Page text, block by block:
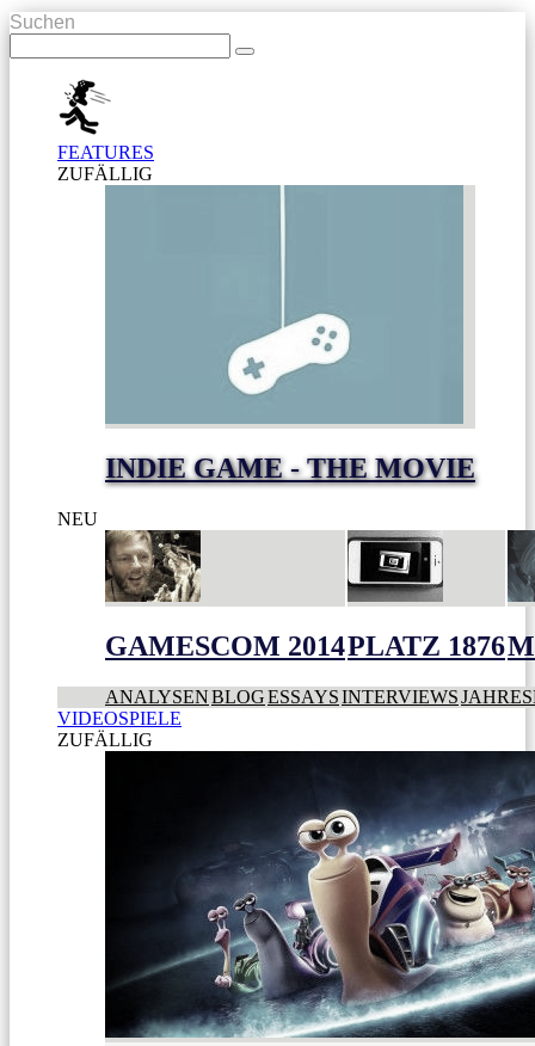
Suchen
FEATURES
ZUFÄLLIG
INDIE GAME - THE MOVIE
NEU
GAMESCOM 2014PLATZ 1876
ANALYSENBLOGESSAYSINTERVIEWS
VIDEOSPIELE
ZUFÄLLIG